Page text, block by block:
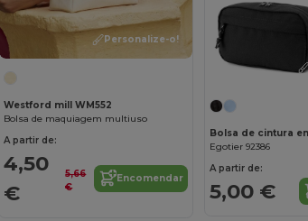
Personalize-o!
Westford mill WM552
Bolsa de maquiagem multiuso
A partir de:
4,50
€
5,66
€
Encomendar
Egotier 92386
A partir de:
5,00 €